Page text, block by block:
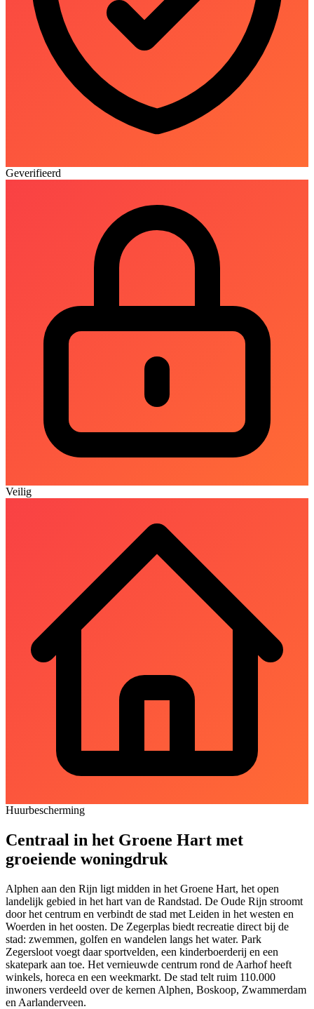
Geverifieerd
Veilig
Huurbescherming
Centraal in het Groene Hart met
groeiende woningdruk
Alphen aan den Rijn ligt midden in het Groene Hart, het open
landelijk gebied in het hart van de Randstad. De Oude Rijn stroomt
door het centrum en verbindt de stad met Leiden in het westen en
Woerden in het oosten. De Zegerplas biedt recreatie direct bij de
stad: zwemmen, golfen en wandelen langs het water. Park
Zegersloot voegt daar sportvelden, een kinderboerderij en een
skatepark aan toe. Het vernieuwde centrum rond de Aarhof heeft
winkels, horeca en een weekmarkt. De stad telt ruim 110.000
inwoners verdeeld overde kernen Alphen, Boskoop, Zwammerdam
en Aarlanderveen.